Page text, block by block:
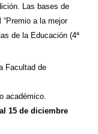
Las bases de
a la mejor
de la Educación (4ª
Facultad de
académico.
15 de diciembre